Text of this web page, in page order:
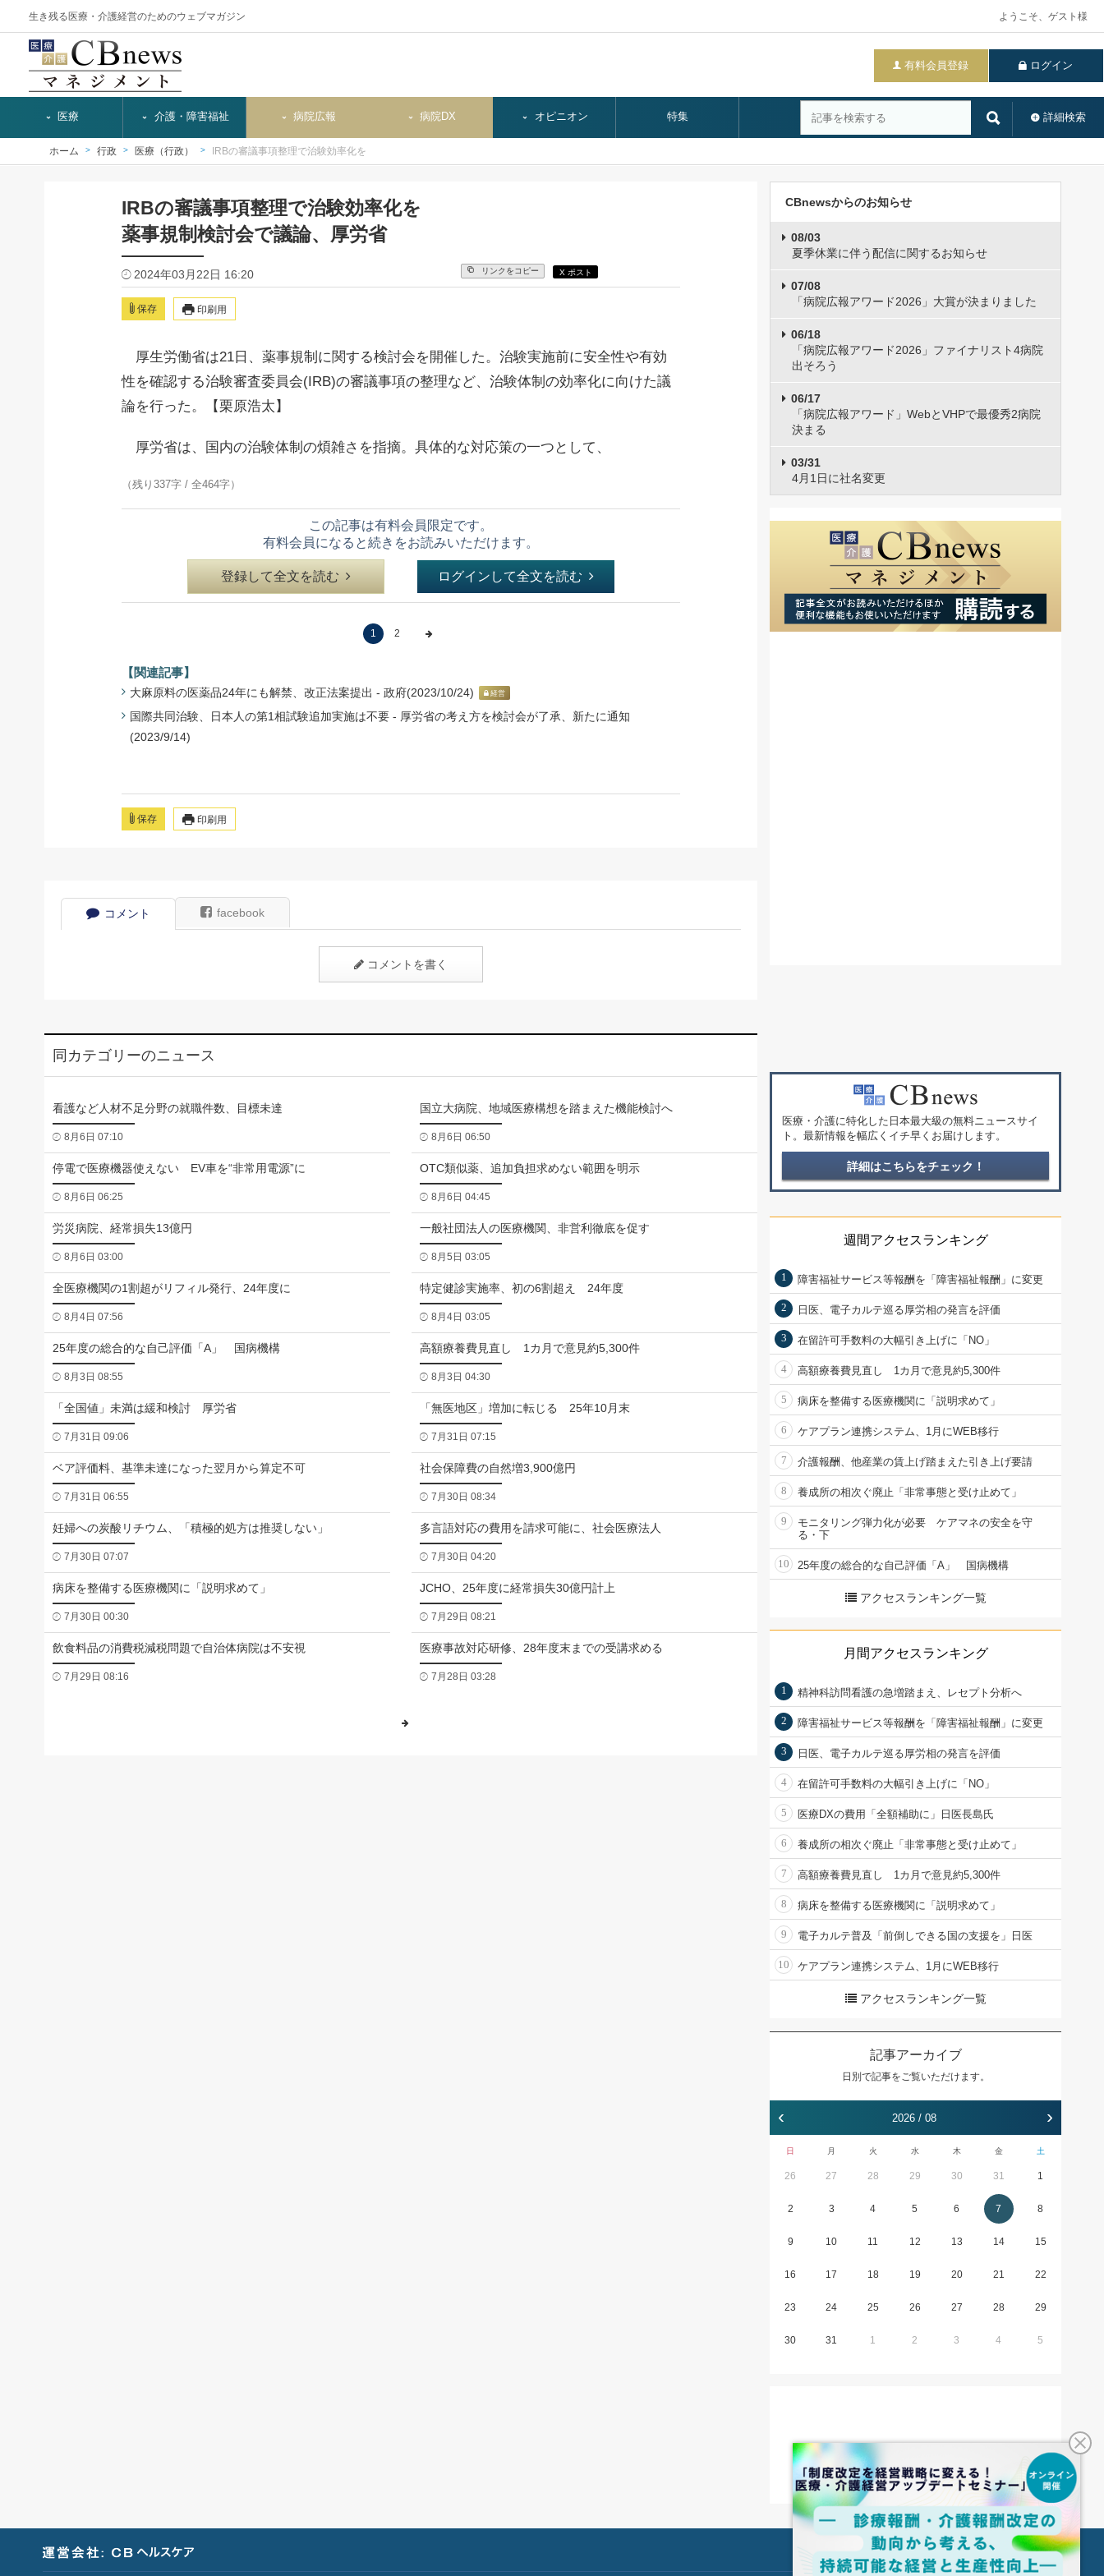
生き残る医療・介護経営のためのウェブマガジン ようこそ、ゲスト様
有料会員登録 ログイン
詳細検索
医療 介護・障害福祉 病院広報 病院DX オピニオン 特集
ホーム 行政 医療（行政） IRBの審議事項整理で治験効率化を
IRBの審議事項整理で治験効率化を
薬事規制検討会で議論、厚労省
2024年03月22日 16:20 リンクをコピー X ポスト
保存 印刷用
厚生労働省は21日、薬事規制に関する検討会を開催した。治験実施前に安全性や有効
性を確認する治験審査委員会(IRB)の審議事項の整理など、治験体制の効率化に向けた議
論を行った。【栗原浩太】
厚労省は、国内の治験体制の煩雑さを指摘。具体的な対応策の一つとして、
（残り337字 / 全464字）
この記事は有料会員限定です。
有料会員になると続きをお読みいただけます。
登録して全文を読む ログインして全文を読む
1 2
【関連記事】
大麻原料の医薬品24年にも解禁、改正法案提出 - 政府(2023/10/24) 経営
国際共同治験、日本人の第1相試験追加実施は不要 - 厚労省の考え方を検討会が了承、新たに通知
(2023/9/14)
保存 印刷用
コメント facebook
コメントを書く
同カテゴリーのニュース
看護など人材不足分野の就職件数、目標未達
8月6日 07:10
国立大病院、地域医療構想を踏まえた機能検討へ
8月6日 06:50
停電で医療機器使えない EV車を“非常用電源”に
8月6日 06:25
OTC類似薬、追加負担求めない範囲を明示
8月6日 04:45
労災病院、経常損失13億円
8月6日 03:00
一般社団法人の医療機関、非営利徹底を促す
8月5日 03:05
全医療機関の1割超がリフィル発行、24年度に
8月4日 07:56
特定健診実施率、初の6割超え 24年度
8月4日 03:05
25年度の総合的な自己評価「A」 国病機構
8月3日 08:55
高額療養費見直し 1カ月で意見約5,300件
8月3日 04:30
「全国値」未満は緩和検討 厚労省
7月31日 09:06
「無医地区」増加に転じる 25年10月末
7月31日 07:15
ベア評価料、基準未達になった翌月から算定不可
7月31日 06:55
社会保障費の自然増3,900億円
7月30日 08:34
妊婦への炭酸リチウム、「積極的処方は推奨しない」
7月30日 07:07
多言語対応の費用を請求可能に、社会医療法人
7月30日 04:20
病床を整備する医療機関に「説明求めて」
7月30日 00:30
JCHO、25年度に経常損失30億円計上
7月29日 08:21
飲食料品の消費税減税問題で自治体病院は不安視
7月29日 08:16
医療事故対応研修、28年度末までの受講求める
7月28日 03:28
CBnewsからのお知らせ
08/03
夏季休業に伴う配信に関するお知らせ
07/08
「病院広報アワード2026」大賞が決まりました
06/18
「病院広報アワード2026」ファイナリスト4病院
出そろう
06/17
「病院広報アワード」WebとVHPで最優秀2病院
決まる
03/31
4月1日に社名変更
医療・介護に特化した日本最大級の無料ニュースサイ
ト。最新情報を幅広くイチ早くお届けします。
詳細はこちらをチェック！
週間アクセスランキング
1 障害福祉サービス等報酬を「障害福祉報酬」に変更
2 日医、電子カルテ巡る厚労相の発言を評価
3 在留許可手数料の大幅引き上げに「NO」
4 高額療養費見直し 1カ月で意見約5,300件
5 病床を整備する医療機関に「説明求めて」
6 ケアプラン連携システム、1月にWEB移行
7 介護報酬、他産業の賃上げ踏まえた引き上げ要請
8 養成所の相次ぐ廃止「非常事態と受け止めて」
9
モニタリング弾力化が必要 ケアマネの安全を守
る・下
10 25年度の総合的な自己評価「A」 国病機構
アクセスランキング一覧
月間アクセスランキング
1 精神科訪問看護の急増踏まえ、レセプト分析へ
2 障害福祉サービス等報酬を「障害福祉報酬」に変更
3 日医、電子カルテ巡る厚労相の発言を評価
4 在留許可手数料の大幅引き上げに「NO」
5 医療DXの費用「全額補助に」日医長島氏
6 養成所の相次ぐ廃止「非常事態と受け止めて」
7 高額療養費見直し 1カ月で意見約5,300件
8 病床を整備する医療機関に「説明求めて」
9 電子カルテ普及「前倒しできる国の支援を」日医
10 ケアプラン連携システム、1月にWEB移行
アクセスランキング一覧
記事アーカイブ
日別で記事をご覧いただけます。
‹ 2026 / 08 ›
日 月 火 水 木 金 土
26 27 28 29 30 31 1
2 3 4 5 6 7 8
9 10 11 12 13 14 15
16 17 18 19 20 21 22
23 24 25 26 27 28 29
30 31 1 2 3 4 5